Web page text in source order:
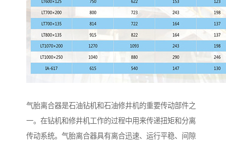
气胎离合器是石油钻机和石油修井机的重要传动部件之
一。在钻机和修井机工作的过程中用来传递扭矩和分离
传动系统。气胎离合器具有离合迅速、运行平稳、间隙